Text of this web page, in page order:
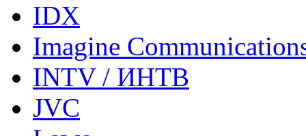
IDX
Imagine
INTV / ИНТВ
JVC